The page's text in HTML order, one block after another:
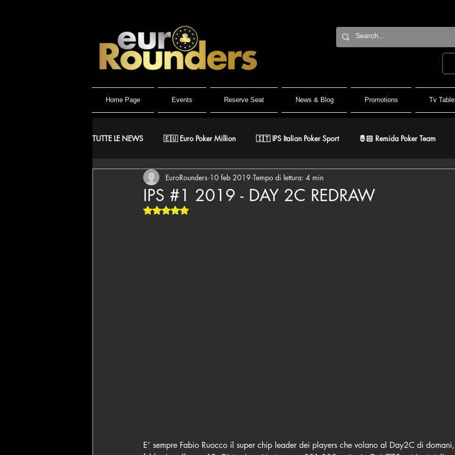
Home Page Events Reserve Seat News & Blog Promotions Tv
TUTTE LE NEWS 🇪🇺 Euro Poker Million 🇮🇹 IPS Italian Poker Sport 🤴🏻 Remida Poker Team
🐺 Wolf Millionaire 🐺 Wolf High Roller 🐺 White Wolf
IPS #1 2019 - DAY 2C REDRAW
EuroRounders 10 feb 2019 Tempo di lettura: 4 min
Valutazione NaN stelle su 5.
E’ sempre Fabio Ruocco il super chip leader dei players che volano al Day2C di